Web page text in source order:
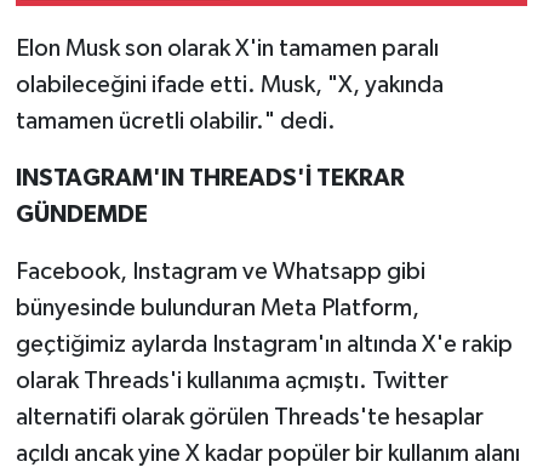
Elon Musk son olarak X'in tamamen paralı
olabileceğini ifade etti. Musk, "X, yakında
tamamen ücretli olabilir." dedi.
INSTAGRAM'IN THREADS'İ TEKRAR
GÜNDEMDE
Facebook, Instagram ve Whatsapp gibi
bünyesinde bulunduran Meta Platform,
geçtiğimiz aylarda Instagram'ın altında X'e rakip
olarak Threads'i kullanıma açmıştı. Twitter
alternatifi olarak görülen Threads'te hesaplar
açıldı ancak yine X kadar popüler bir kullanım alanı